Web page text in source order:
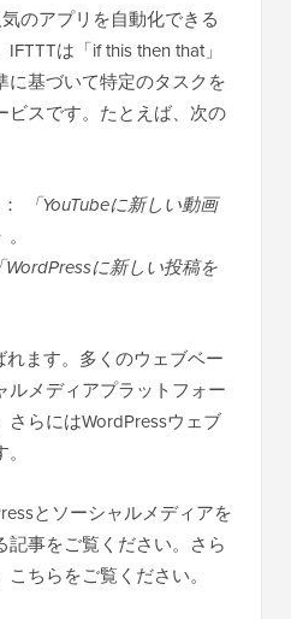
のアプリを自動化できる
は「if this then that」
に基づいて特定のタスクを
ビスです。たとえば、次の
「YouTubeに新しい動画
。
「WordPressに新しい投稿を
ます。多くのウェブベー
ルメディアプラットフォー
らにはWordPressウェブ
とソーシャルメディアを
記事をご覧ください。さら
ちらをご覧ください。